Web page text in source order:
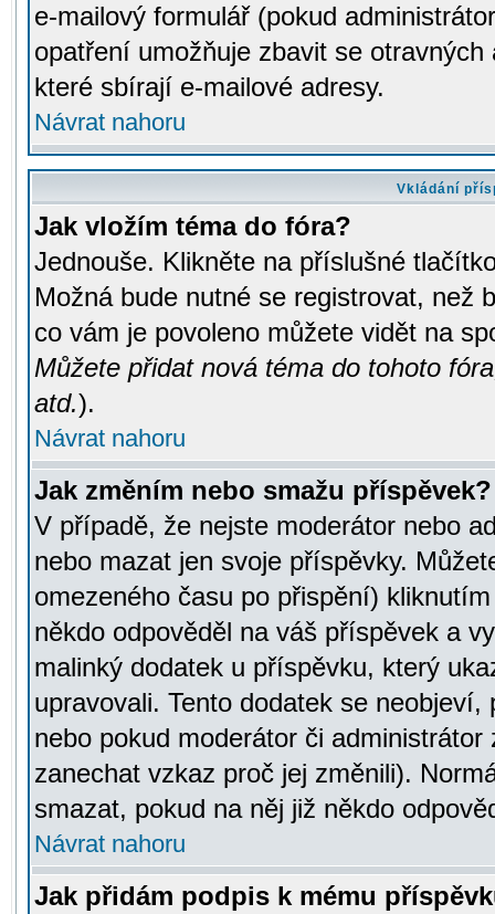
e-mailový formulář (pokud
opatření umožňuje zbavit se
které sbírají e-mailové adresy.
Návrat nahoru
Vkládání
Jak vložím téma do fóra?
Jednouše. Klikněte na příslušné
Možná bude nutné se registrovat, než
co vám je povoleno můžete vidět na
Můžete přidat nová téma do tohoto
atd.).
Návrat nahoru
Jak změním nebo smažu příspěvek?
V případě, že nejste moderátor nebo
nebo mazat jen svoje příspěvky.
omezeného času po přispění)
někdo odpověděl na váš příspěvek a
malinký dodatek u příspěvku, který
upravovali. Tento dodatek se
nebo pokud moderátor či
zanechat vzkaz proč jej změnili).
smazat, pokud na něj již někdo
Návrat nahoru
Jak přidám podpis k mému